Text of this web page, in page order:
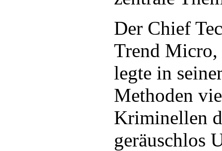
Der Chief
Trend Micro,
legte in
Methoden
Kriminellen
geräuschlos